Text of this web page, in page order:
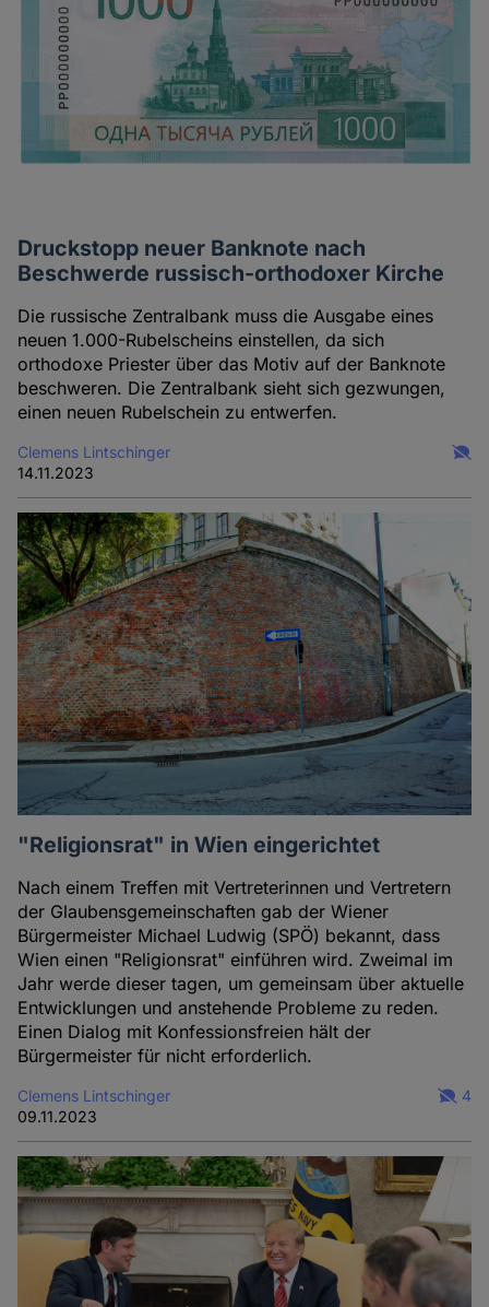
Druckstopp neuer Banknote nach
Beschwerde russisch-orthodoxer Kirche
Die russische Zentralbank muss die Ausgabe eines
neuen 1.000-Rubelscheins einstellen, da sich
orthodoxe Priester über das Motiv auf der Banknote
beschweren. Die Zentralbank sieht sich gezwungen,
einen neuen Rubelschein zu entwerfen.
Clemens Lintschinger
14.11.2023
"Religionsrat" in Wien eingerichtet
Nach einem Treffen mit Vertreterinnen und Vertretern
der Glaubensgemeinschaften gab der Wiener
Bürgermeister Michael Ludwig (SPÖ) bekannt, dass
Wien einen "Religionsrat" einführen wird. Zweimal im
Jahr werde dieser tagen, um gemeinsam über aktuelle
Entwicklungen und anstehende Probleme zu reden.
Einen Dialog mit Konfessionsfreien hält der
Bürgermeister für nicht erforderlich.
Clemens Lintschinger
09.11.2023
4